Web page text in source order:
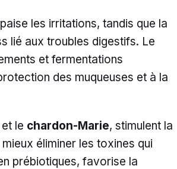
les irritations, tandis que la
lié aux troubles digestifs. Le
et fermentations
des muqueuses et à la
et le chardon-Marie, stimulent la
éliminer les toxines qui
prébiotiques, favorise la